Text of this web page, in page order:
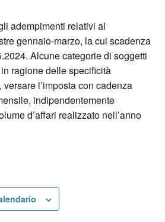
adempimenti relativi al
gennaio-marzo, la cui scadenza
Alcune categorie di soggetti
ragione delle specificità
versare l’imposta con cadenza
indipendentemente
d’affari realizzato nell’anno